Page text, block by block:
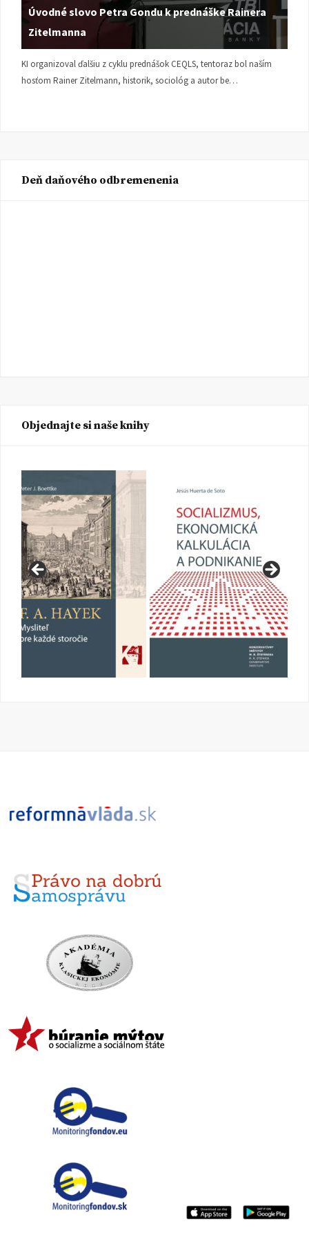
Úvodné slovo Petra Gondu k prednáške Rainera
Zitelmanna
KI organizoval ďalšiu z cyklu prednášok CEQLS, tentoraz bol naším
hosťom Rainer Zitelmann, historik, sociológ a autor be…
Deň daňového odbremenenia
Objednajte si naše knihy